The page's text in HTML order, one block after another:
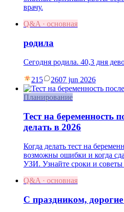
врачу.
Q&A · основная
родила
Сегодня родила. 40,3 дня
215 2607 jun 2026
Планирование
Тест на беременность
делать в 2026
Когда делать тест на
возможны ошибки и когда
УЗИ. Узнайте сроки и
Q&A · основная
С праздником,